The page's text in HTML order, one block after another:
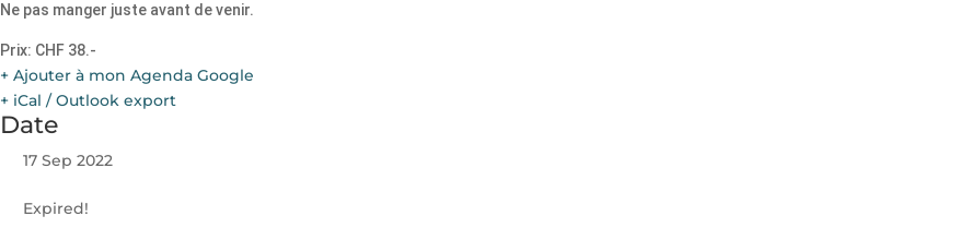
Ne pas manger juste avant de venir.
Prix: CHF 38.-
+ Ajouter à mon Agenda Google
+ iCal / Outlook export
Date
17 Sep 2022
Expired!